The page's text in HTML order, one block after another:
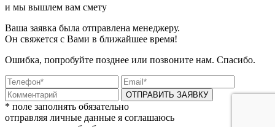
и мы вышлем вам смету
Ваша заявка была отправлена менеджеру.
Он свяжется с Вами в ближайшее время!
Ошибка, попробуйте позднее или позвоните нам. Спасибо.
ОТПРАВИТЬ ЗАЯВКУ
* поле заполнять обязательно
отправляя личные данные я соглашаюсь